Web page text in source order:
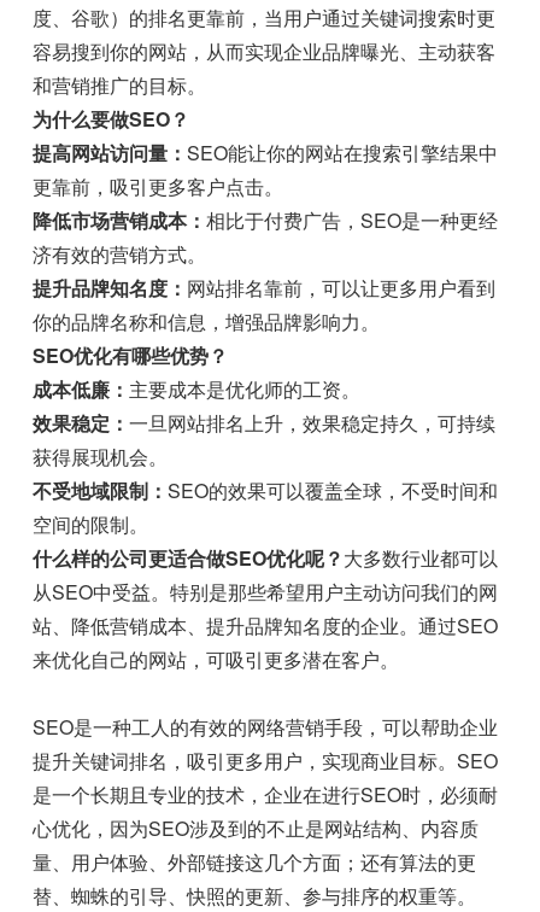
度、谷歌）的排名更靠前，当用户通过关键词搜索时更
容易搜到你的网站，从而实现企业品牌曝光、主动获客
和营销推广的目标。
为什么要做SEO？
提高网站访问量：SEO能让你的网站在搜索引擎结果中
更靠前，吸引更多客户点击。
降低市场营销成本：相比于付费广告，SEO是一种更经
济有效的营销方式。
提升品牌知名度： 网站排名靠前，可以让更多用户看到
你的品牌名称和信息，增强品牌影响力。
SEO优化有哪些优势？
成本低廉： 主要成本是优化师的工资。
效果稳定：一旦网站排名上升，效果稳定持久，可持续
获得展现机会。
不受地域限制：SEO的效果可以覆盖全球，不受时间和
空间的限制。
什么样的公司更适合做SEO优化呢？大多数行业都可以
从SEO中受益。特别是那些希望用户主动访问我们的网
站、降低营销成本、提升品牌知名度的企业。通过SEO
来优化自己的网站，可吸引更多潜在客户。
SEO是一种工人的有效的网络营销手段，可以帮助企业
提升关键词排名，吸引更多用户，实现商业目标。SEO
是一个长期且专业的技术，企业在进行SEO时，必须耐
心优化，因为SEO涉及到的不止是网站结构、内容质
量、用户体验、外部链接这几个方面；还有算法的更
替、蜘蛛的引导、快照的更新、参与排序的权重等。